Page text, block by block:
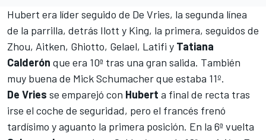
Hubert era líder seguido de De Vries, la segunda línea
de la parrilla, detrás Ilott y King, la primera, seguidos de
Zhou, Aitken, Ghiotto, Gelael, Latifi y Tatiana
Calderón que era 10ª tras una gran salida. También
muy buena de Mick Schumacher que estaba 11º.
De Vries se emparejó con Hubert a final de recta tras
irse el coche de seguridad, pero el francés frenó
tardísimo y aguanto la primera posición. En la 6ª vuelta